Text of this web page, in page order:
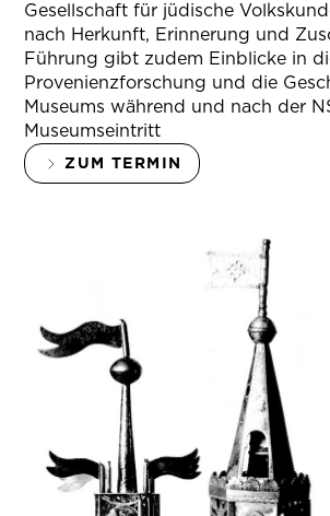
Gesellschaft für jüdische
nach Herkunft, Erinnerung und
Führung gibt zudem Einblicke in
Provenienzforschung und die
Museums während und nach der
Museumseintritt
ZUM TERMIN